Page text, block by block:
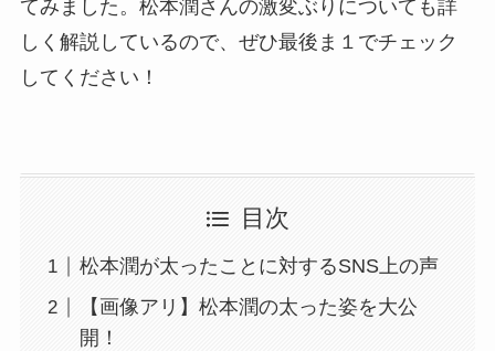
てみました。松本潤さんの激変ぶりについても詳
しく解説しているので、ぜひ最後ま１でチェック
してください！
目次
松本潤が太ったことに対するSNS上の声
【画像アリ】松本潤の太った姿を大公
開！